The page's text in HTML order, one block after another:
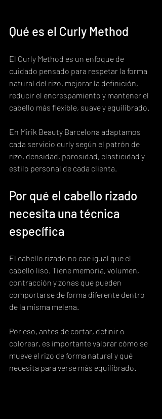
Qué es el Curly Method
El Curly Method es un enfoque de
cuidado pensado para respetar la forma
natural del rizo, mejorar la definición,
reducir el encrespamiento y mantener el
cabello más flexible, suave y equilibrado.
En Mirik Beauty Barcelona adaptamos
cada servicio curly según el patrón de
rizo, densidad, porosidad, elasticidad y
estilo personal de cada clienta.
Por qué el cabello rizado
necesita una técnica
específica
El cabello rizado no cae igual que el
cabello liso. Tiene memoria, volumen,
contracción y zonas que pueden
comportarse de forma diferente dentro
de la misma melena.
Por eso, antes de cortar, definir o
colorear, es importante valorar cómo se
mueve el rizo de forma natural y qué
necesita para verse más equilibrado.